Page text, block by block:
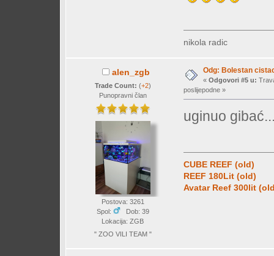
nikola radic
alen_zgb
Trade Count: (+2)
Punopravni član
Postova: 3261
Spol:
Dob: 39
Lokacija: ZGB
" ZOO VILI TEAM "
Odg: Bolestan
« Odgovori #5 u:
poslijepodne »
uginuo
CUBE REEF (old)
REEF 180Lit (old)
Avatar Reef 300lit